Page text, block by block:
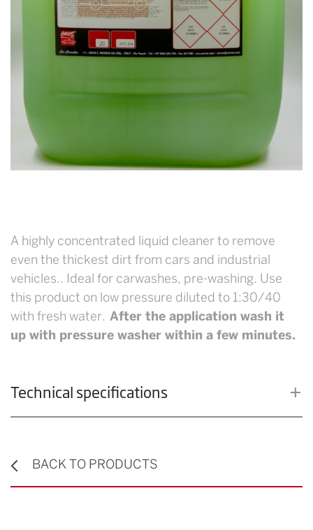
A highly concentrated liquid cleaner to remove
even the thickest dirt from cars and industrial
vehicles.. Ideal for carwashes, pre-washing. Use
this product on low pressure diluted to 1:30/40
with fresh water. After the application wash it
up with pressure washer within a few minutes.
Technical specifications
BACK TO PRODUCTS